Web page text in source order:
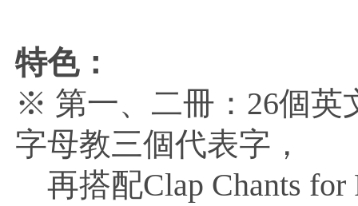
特色：
※ 第一、二冊：26個英
字母教三個代表字，
再搭配Clap Chants for